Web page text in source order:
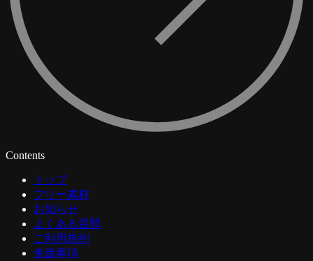
Contents
トップ
フリー素材
お知らせ
よくある質問
ご利用規約
免責事項